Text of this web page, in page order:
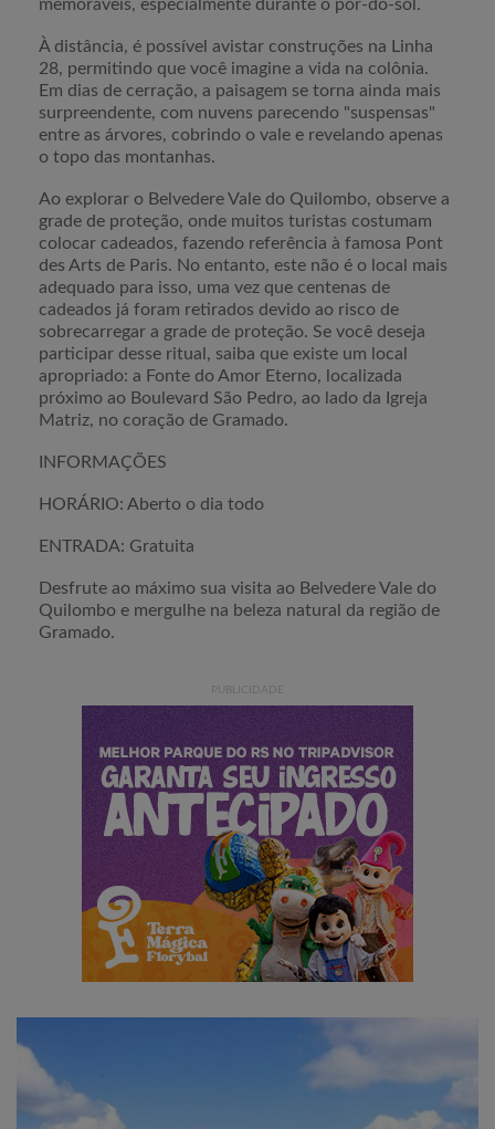
memoráveis, especialmente durante o pôr-do-sol.
À distância, é possível avistar construções na Linha
28, permitindo que você imagine a vida na colônia.
Em dias de cerração, a paisagem se torna ainda mais
surpreendente, com nuvens parecendo "suspensas"
entre as árvores, cobrindo o vale e revelando apenas
o topo das montanhas.
Ao explorar o Belvedere Vale do Quilombo, observe a
grade de proteção, onde muitos turistas costumam
colocar cadeados, fazendo referência à famosa Pont
des Arts de Paris. No entanto, este não é o local mais
adequado para isso, uma vez que centenas de
cadeados já foram retirados devido ao risco de
sobrecarregar a grade de proteção. Se você deseja
participar desse ritual, saiba que existe um local
apropriado: a Fonte do Amor Eterno, localizada
próximo ao Boulevard São Pedro, ao lado da Igreja
Matriz, no coração de Gramado.
INFORMAÇÕES
HORÁRIO: Aberto o dia todo
ENTRADA: Gratuita
Desfrute ao máximo sua visita ao Belvedere Vale do
Quilombo e mergulhe na beleza natural da região de
Gramado.
PUBLICIDADE